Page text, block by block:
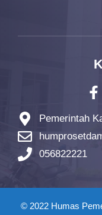
Pemerintah
056822221
© 2022 Humas